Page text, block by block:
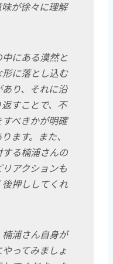
が徐々に理解
にある漠然と
に落とし込む
あり、それに沿
すことで、不
べきかが明確
ます。また、
る楠浦さんの
アクションも
押ししてくれ
浦さん自身が
ってみましょ